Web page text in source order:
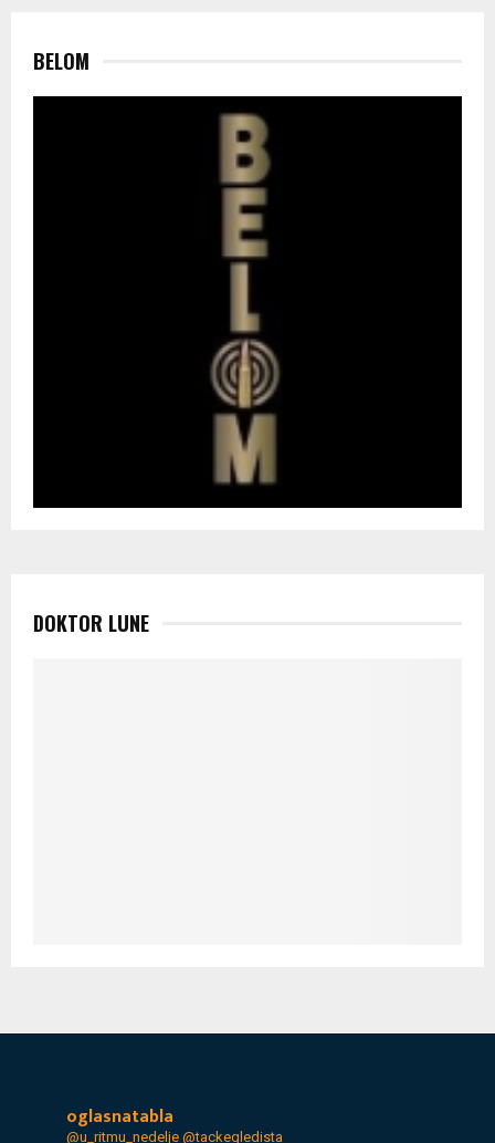
BELOM
DOKTOR LUNE
oglasnatabla
@u_ritmu_nedelje @tackegledista